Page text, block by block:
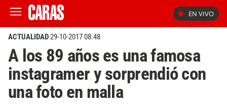
EN VIVO
ACTUALIDAD29-10-2017 08:48
A los 89 años es una famosa
instagramer y sorprendió con
una foto en malla